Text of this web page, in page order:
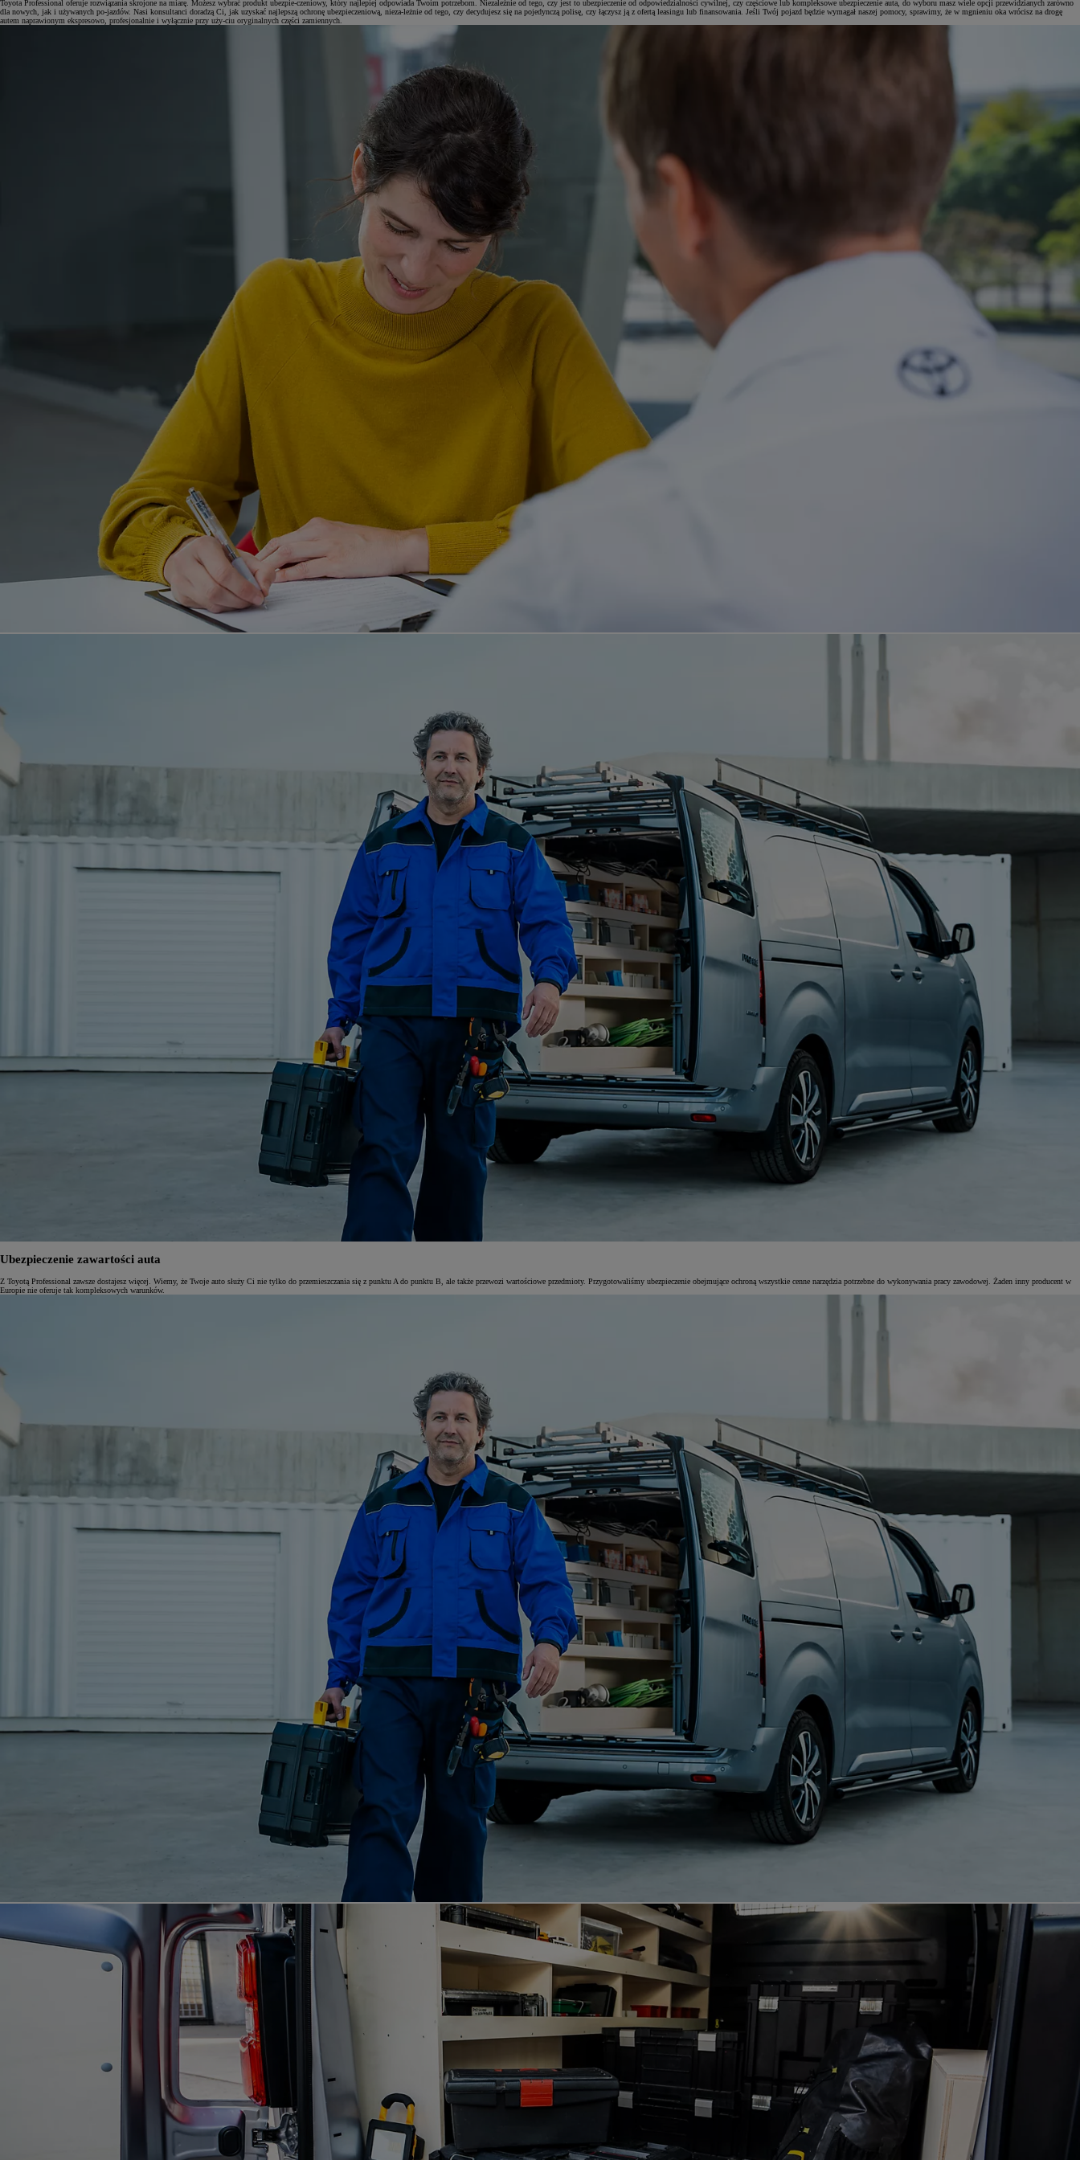
Yaris Cross
HYBRID
Toyota Professional oferuje rozwiązania skrojone na miarę. Możesz wybrać produkt ubezpie-czeniowy, który najlepiej odpowiada Twoim potrzebom. Niezależnie od tego, czy jest to ubezpieczenie od odpowiedzialności cywilnej, czy częściowe lub kompleksowe ubezpieczenie auta, do wyboru masz wiele opcji przewidzianych zarówno
dla nowych, jak i używanych po-jazdów. Nasi konsultanci doradzą Ci, jak uzyskać najlepszą ochronę ubezpieczeniową, nieza-leżnie od tego, czy decydujesz się na pojedynczą polisę, czy łączysz ją z ofertą leasingu lub finansowania. Jeśli Twój pojazd będzie wymagał naszej pomocy, sprawimy, że w mgnieniu oka wrócisz na drogę
autem naprawionym ekspresowo, profesjonalnie i wyłącznie przy uży-ciu oryginalnych części zamiennych.
Ubezpieczenie zawartości auta
Z Toyotą Professional zawsze dostajesz więcej. Wiemy, że Twoje auto służy Ci nie tylko do przemieszczania się z punktu A do punktu B, ale także przewozi wartościowe przedmioty. Przygotowaliśmy ubezpieczenie obejmujące ochroną wszystkie cenne narzędzia potrzebne do wykonywania pracy zawodowej. Żaden inny producent w
Europie nie oferuje tak kompleksowych warunków.